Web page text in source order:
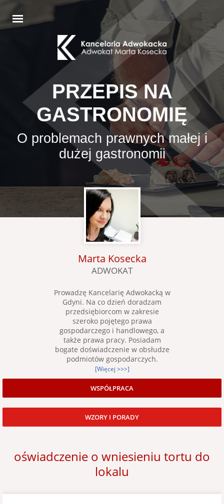
PRZEPIS NA
GASTRONOMIĘ
O problemach prawnych małej i
dużej gastronomii
Marta Kosecka
ADWOKAT
Prowadzę Kancelarię Adwokacką w
Gdyni. Na co dzień doradzam
przedsiębiorcom w zakresie
szeroko pojętego prawa
gospodarczego i handlowego, a
także prawa pracy. Posiadam
bogate doświadczenie w obsłudze
podmiotów gospodarczych.
[Więcej >>>]
WSPÓŁPRACA
WZORY I PORADY
oświadczenie o wniesieniu tortu do
lokalu